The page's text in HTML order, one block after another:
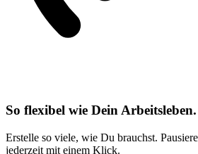
So flexibel wie Dein Arbeitsleben.
Erstelle so viele, wie Du brauchst.
jederzeit mit einem Klick.